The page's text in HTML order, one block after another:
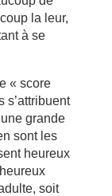
la leur,
à se
« score
s’attribuent
grande
sont les
heureux
soit